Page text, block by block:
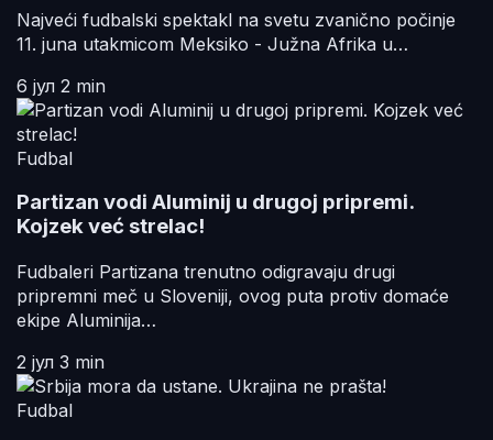
Najveći fudbalski spektakl na svetu zvanično počinje
11. juna utakmicom Meksiko - Južna Afrika u…
6 јул 2 min
Fudbal
Partizan vodi Aluminij u drugoj pripremi.
Kojzek već strelac!
Fudbaleri Partizana trenutno odigravaju drugi
pripremni meč u Sloveniji, ovog puta protiv domaće
ekipe Aluminija…
2 јул 3 min
Fudbal